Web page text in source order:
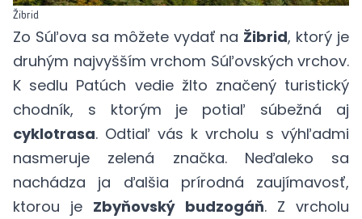
Žibrid
Zo Súľova sa môžete vydať na Žibrid, ktorý je
druhým najvyšším vrchom Súľovských vrchov.
K sedlu Patúch vedie žlto značený turistický
chodník, s ktorým je potiaľ súbežná aj
cyklotrasa. Odtiaľ vás k vrcholu s výhľadmi
nasmeruje zelená značka. Neďaleko sa
nachádza ja ďalšia prírodná zaujímavosť,
ktorou je Zbyňovský budzogáň. Z vrcholu